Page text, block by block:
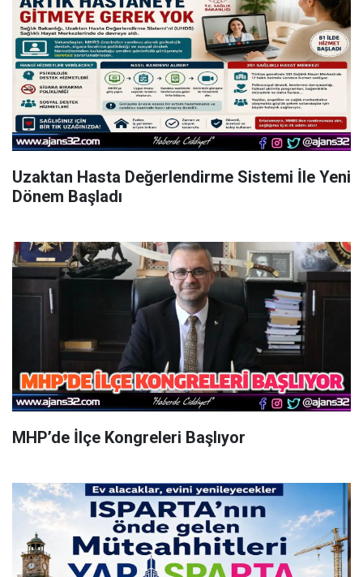
Uzaktan Hasta Değerlendirme Sistemi İle Yeni
Dönem Başladı
MHP’de İlçe Kongreleri Başlıyor